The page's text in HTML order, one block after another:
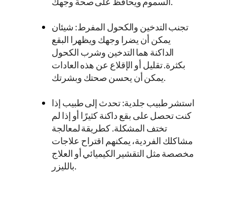
تجنب التدخين والكحول المفرط: شيئان
يمكن أن يضرا وجهك ويظهرا البقع
الداكنة هما التدخين وشرب الكحول
بكثرة. تقليل أو الإقلاع عن هذه العادات
يمكن أن يحسن صحتك وبشرتك.
استشر طبيب جلدية: تحدث إلى طبيب إذا
كنت تحصل على بقع داكنة كثيرًا أو إذا لم
تختف المشكلة. كطريقة لمعالجة
مشاكلك الفردية، يمكنهم اقتراح علاجات
مخصصة مثل التقشير الكيميائي أو العلاج
بالليزر.